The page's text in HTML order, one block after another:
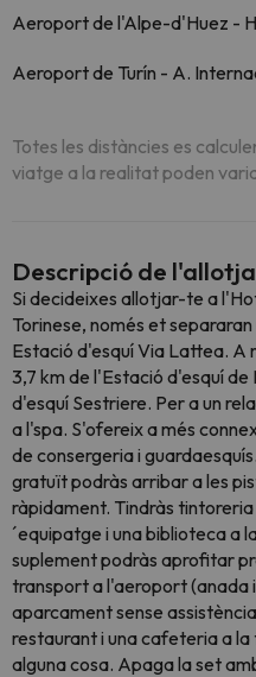
Aeroport de l'Alpe-d'Huez -
Aeroport de Turín - A.
Totes les distàncies es
viatge a la realitat poden
Descripció de
Si decideixes allotjar-te a
Torinese, només et separaran
Estació d'esquí Via Lattea. A
3,7 km de l'Estació d'esquí
d'esquí Sestriere. Per a un
a l'spa. S'ofereix a més
de consergeria i
gratuït podràs arribar a les
ràpidament. Tindràs
´equipatge i una biblioteca a
suplement podràs aprofitar
transport a l'aeroport (anada
aparcament sense
restaurant i una cafeteria a
alguna cosa. Apaga la set